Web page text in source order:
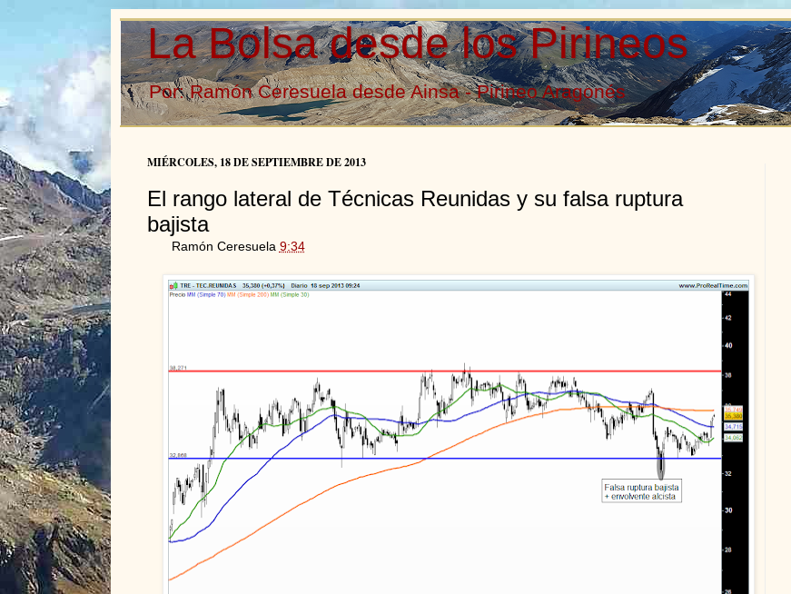
La Bolsa desde los Pirineos
Por: Ramón Ceresuela desde Ainsa - Pirineo Aragonés
MIÉRCOLES, 18 DE SEPTIEMBRE DE 2013
El rango lateral de Técnicas Reunidas y su falsa ruptura
bajista
Ramón Ceresuela 9:34